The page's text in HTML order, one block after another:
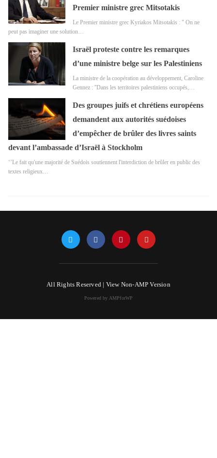
Premier ministre grec Mitsotakis
Le Premier ministre grec Kyriakos Mitsotakis : " On ne
peut pas imaginer une solution…
Israël proteste contre les remarques
d’une ministre belge sur les Palestiniens
La ministre de la coopération au développement, Caroline
Gennez : ''Dans les territoires palestiniens occupés,…
Des groupes juifs et chrétiens européens
demandent aux autorités suédoises
d’empêcher de brûler des livres saints
devant l’ambassade d’Israël à Stockholm
‘’Le fait qu'une majorité de Suédois soutiennent l'interdiction de brûler en public des
textes religieux…
All Rights Reserved | View Non-AMP Version
Powered by AMPforWP